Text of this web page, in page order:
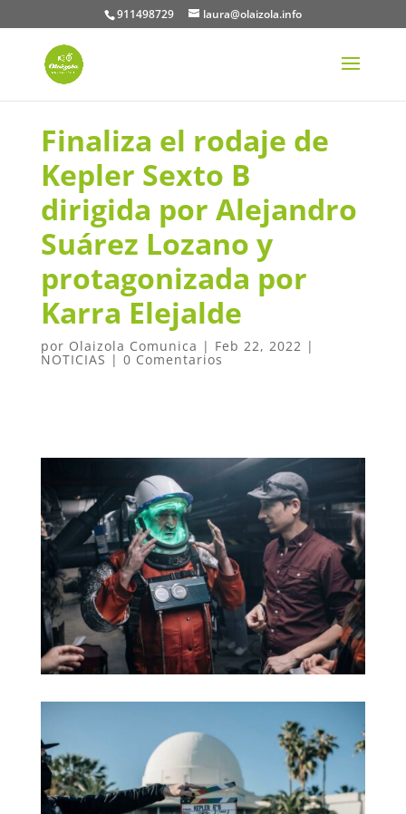
911498729 laura@olaizola.info
Finaliza el rodaje de
Kepler Sexto B
dirigida por Alejandro
Suárez Lozano y
protagonizada por
Karra Elejalde
por Olaizola Comunica | Feb 22, 2022 |
NOTICIAS | 0 Comentarios